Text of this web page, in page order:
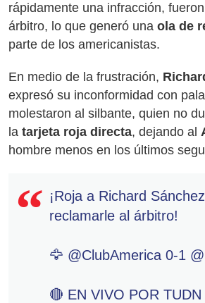
rápidamente una infracción,
árbitro, lo que generó una ola de
parte de los americanistas.
En medio de la frustración,
expresó su inconformidad con
molestaron al silbante, quien no
la tarjeta roja directa, dejando al
hombre menos en los últimos
¡Roja a Richard
reclamarle al árbitro!
🦅 @ClubAmerica 0-1
🔴 EN VIVO POR TUDN